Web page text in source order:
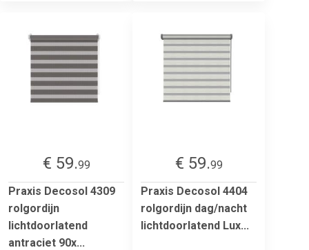
€ 59.99
Praxis Decosol 4309
rolgordijn
lichtdoorlatend
antraciet 90x...
€ 59.99
Praxis Decosol 4404
rolgordijn dag/nacht
lichtdoorlatend Lux...